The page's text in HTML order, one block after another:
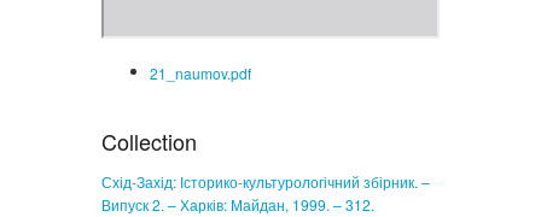
21_naumov.pdf
Collection
Схід-Захід: Історико-культурологічний збірник. –
Випуск 2. – Харків: Майдан, 1999. – 312.